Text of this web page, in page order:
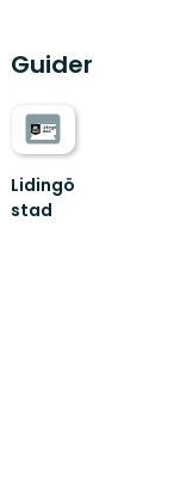
Guider
Lidingö
stad